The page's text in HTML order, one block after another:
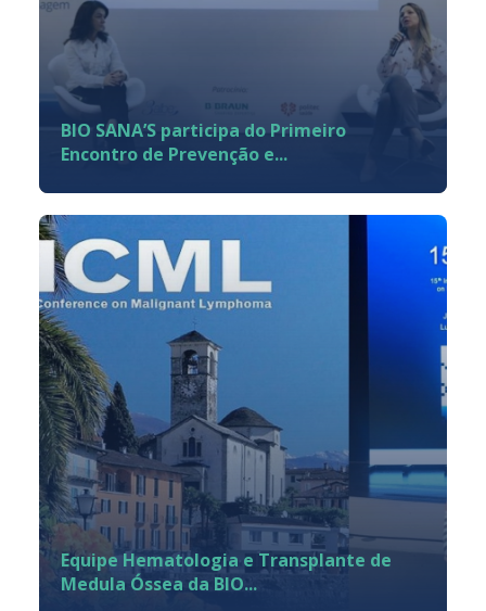
BIO SANA’S participa do Primeiro
Encontro de Prevenção e...
Equipe Hematologia e Transplante de
Medula Óssea da BIO...